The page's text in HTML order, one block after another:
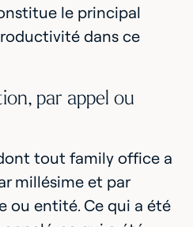
le principal
dans ce
par appel ou
tout family office a
millésime et par
ou entité. Ce qui a été